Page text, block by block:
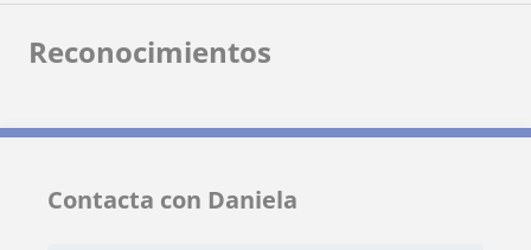
Reconocimientos
Contacta con Daniela